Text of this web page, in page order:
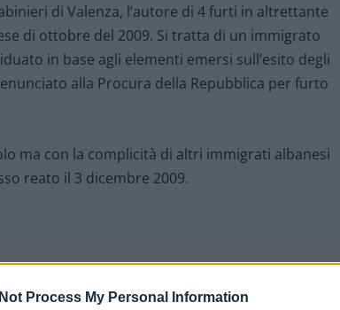
Process My Personal Information
di Valenza, l’autore di 4 furti in altrettante
di ottobre del 2009. Si tratta di un immigrato
in base agli elementi emersi sull’esito degli
alla Procura della Repubblica per furto
ma con la complicità di altri immigrati albanesi
reato il 3 dicembre 2009.